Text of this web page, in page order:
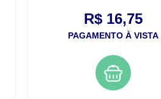
R$ 16,75
PAGAMENTO À VISTA